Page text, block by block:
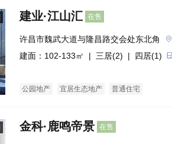
建业·江山汇 在售
许昌市魏武大道与隆昌路交会处东北角
建面：102-133㎡ | 三居(2) | 四居(1)
公园地产 宜居生态地产 普通住宅
金科·鹿鸣帝景 在售